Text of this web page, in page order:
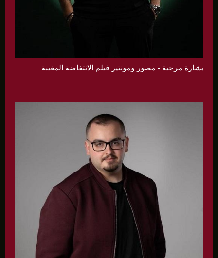
بشارة مرجية - مصور ومونتير فيلم الانتفاضة المغيبة